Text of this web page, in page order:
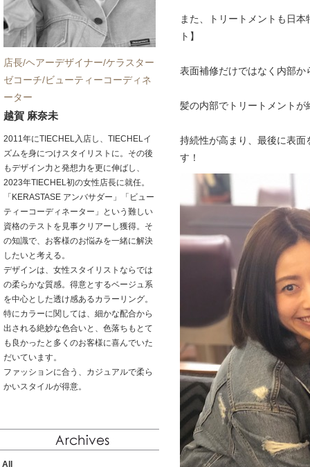
店長/ヘアーデザイナー/ケラスター
ゼコーチ/ビューティーコーディネ
ーター
越賀 麻奈未
2011年にTIECHEL入店し、TIECHELイ
ズムを身につけスタイリストに。その後
もデザイン力と発想力を更に伸ばし、
2023年TIECHEL初の女性店長に就任。
「KERASTASE アンバサダー」「ビュー
ティーコーディネーター」という難しい
資格のテストを見事クリアーし獲得。そ
の知識で、お客様のお悩みを一緒に解決
したいと考える。
デザインは、女性スタイリストならでは
の柔らかな質感。得意とするベージュ系
を中心とした透け感あるカラーリング。
特にカラーに関しては、細かな配合から
出される絶妙な色合いと、色落ちもとて
も良かったと多くのお客様に喜んでいた
だいています。
ファッションに合う、カジュアルで柔ら
かいスタイルが得意。
All
また、トリートメントも日
ト】
表面補修だけではなく内部か
髪の内部でトリートメントが
持続性が高まり、最後に表
す！